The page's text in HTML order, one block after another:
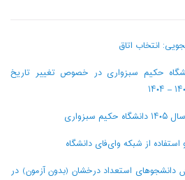
انتخاب اتاق
حکیم سبزواری در خصوص تغییر تاریخ
از شبکه وای‌فای دانشگاه
دانشجو‌های استعداد درخشان (بدون آزمون) در